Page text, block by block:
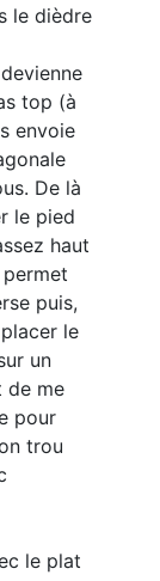
le dièdre
top (à
envoie
De là
le pied
haut
puis,
le
un
de me
pour
trou
le plat